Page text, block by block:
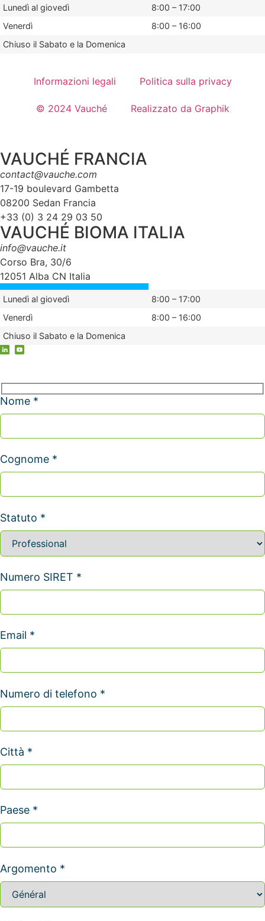
Lunedì al giovedì
8:00 – 17:00
Venerdì
8:00 – 16:00
Chiuso il Sabato e la Domenica
Informazioni legali Politica sulla privacy
© 2024 Vauché Realizzato da Graphik
VAUCHÉ FRANCIA
contact@vauche.com
17-19 boulevard Gambetta
08200 Sedan Francia
+33 (0) 3 24 29 03 50
VAUCHÉ BIOMA ITALIA
info@vauche.it
Corso Bra, 30/6
12051 Alba CN Italia
Lunedì al giovedì
8:00 – 17:00
Venerdì
8:00 – 16:00
Chiuso il Sabato e la Domenica
Nome *
Cognome *
Statuto *
Numero SIRET *
Email *
Numero di telefono *
Città *
Paese *
Argomento *